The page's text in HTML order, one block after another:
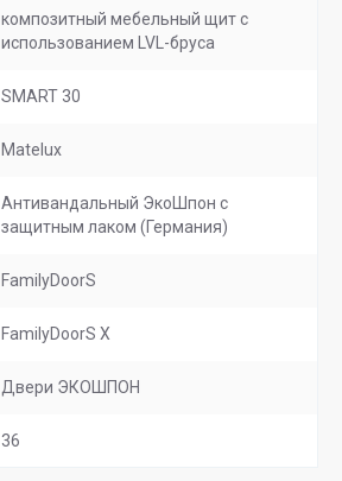
композитный мебельный щит с
использованием LVL-бруса
SMART 30
Matelux
Антивандальный ЭкоШпон с
защитным лаком (Германия)
FamilyDoorS
FamilyDoorS X
Двери ЭКОШПОН
36